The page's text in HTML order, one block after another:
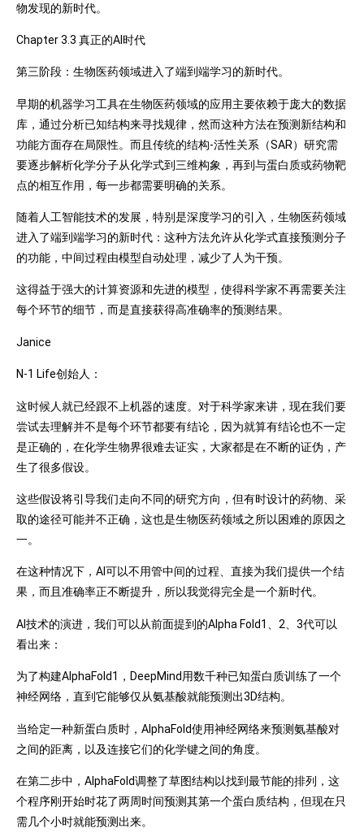
物发现的新时代。
Chapter 3.3 真正的AI时代
第三阶段：生物医药领域进入了端到端学习的新时代。
早期的机器学习工具在生物医药领域的应用主要依赖于庞大的数据
库，通过分析已知结构来寻找规律，然而这种方法在预测新结构和
功能方面存在局限性。而且传统的结构-活性关系（SAR）研究需
要逐步解析化学分子从化学式到三维构象，再到与蛋白质或药物靶
点的相互作用，每一步都需要明确的关系。
随着人工智能技术的发展，特别是深度学习的引入，生物医药领域
进入了端到端学习的新时代：这种方法允许从化学式直接预测分子
的功能，中间过程由模型自动处理，减少了人为干预。
这得益于强大的计算资源和先进的模型，使得科学家不再需要关注
每个环节的细节，而是直接获得高准确率的预测结果。
Janice
N-1 Life创始人：
这时候人就已经跟不上机器的速度。对于科学家来讲，现在我们要
尝试去理解并不是每个环节都要有结论，因为就算有结论也不一定
是正确的，在化学生物界很难去证实，大家都是在不断的证伪，产
生了很多假设。
这些假设将引导我们走向不同的研究方向，但有时设计的药物、采
取的途径可能并不正确，这也是生物医药领域之所以困难的原因之
一。
在这种情况下，AI可以不用管中间的过程、直接为我们提供一个结
果，而且准确率正不断提升，所以我觉得完全是一个新时代。
AI技术的演进，我们可以从前面提到的Alpha Fold1、2、3代可以
看出来：
为了构建AlphaFold1，DeepMind用数千种已知蛋白质训练了一个
神经网络，直到它能够仅从氨基酸就能预测出3D结构。
当给定一种新蛋白质时，AlphaFold使用神经网络来预测氨基酸对
之间的距离，以及连接它们的化学键之间的角度。
在第二步中，AlphaFold调整了草图结构以找到最节能的排列，这
个程序刚开始时花了两周时间预测其第一个蛋白质结构，但现在只
需几个小时就能预测出来。